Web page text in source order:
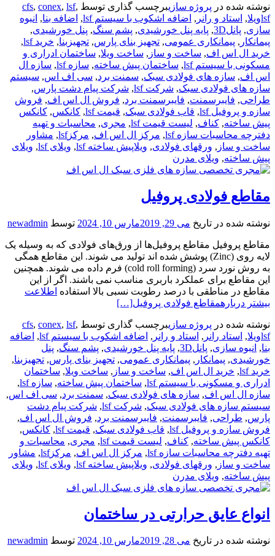
نوشته شده در پروژه سازیبرچسب گذاری توسط cfs, conex, lsf,
lsfویلا
, استاد و رانر , اضافه اشکوب با سیستم lsf , اضافه بنا, انبوه
سازی, پانل3D , پایه پنل خورشیدی, پشم سنگ, پنل خورشیدی,
پیمانکار , پیمانکاری عمومی, تجهیز بنای پارس, تجهیزبنا, خرید lsf
,
خرید ال اس اف, ساخت و ساز , ساخت ویلا, ساختمان ادراری و
مسکونی با سیستم lsf
, ساختمان پیش ساخته, سازه lsf , سازه ال
اس اف, سازه های فولادی سبک, سمنت برد, سی اف اس, سیستم
سازه های فولادی سبک, شرکت lsf , شرکت پیام دشت پارس,
طراحی, فایبرسمنت, فایبرسمنت برد, فروش ال اس اف, فروش
سازه و پروفیل lsf
, قاب فولادی سبک, قیمت lsf , کانکس, کانکس
پیش ساخته, کناف, لیست قیمت lsf , مجری, محاسبات و تهیه
دفترچه محاسبات سازه lsf
, مرکز ال اس اف, مرکزlsf , مشاور
ساخت و ساز , ورقهای فولادی, ویلاپیش ساخته lsf , ویلای lsf , ویلای
پیش ساخته, ویلای مدرن
مقاطع فولادی پروفیل
نوشته شده در تاریخ می 29, 2019 مارس 10, 2024 توسط newadmin
مقاطع پروفیل‌ مقاطع پروفیل‌ها از ورق‌های فولادی که به وسیله یک
لایه روی (Zinc) پوشش شده اند تولید می شوند. این مقاطع همگی
به روش نورد سرد (cold roll forming) فرم داده می شوند. همچنین
این مقاطع برای عملکرد باربری مناسب نمی باشند. اگر از این
مقاطع در مناطقی با درصد رطوبت نسبی بالا استفاده اطلاعت
بیشتر دربارهمقاطع فولادی پروفیل[…]
نوشته شده در پروژه سازیبرچسب گذاری توسط cfs, conex, lsf,
lsfویلا
, استاد رانر , استاد و رانر , اضافه اشکوب با سیستم lsf , اضافه
بنا, انبوه سازی, پانل3D , پایه پنل خورشیدی, پشم سنگ, پنل
خورشیدی, پیمانکار , پیمانکاری عمومی, تجهیز بنای پارس, تجهیزبنا,
خرید lsf
, خرید ال اس اف, ساخت و ساز , ساخت ویلا, ساختمان
ادراری و مسکونی با سیستم lsf
, ساختمان پیش ساخته, سازه lsf
,
سازه ال اس اف, سازه های فولادی سبک, سمنت برد, سی اف اس,
سیستم سازه های فولادی سبک, شرکت lsf , شرکت پیام دشت
پارس, طراحی, فایبرسمنت, فایبرسمنت برد, فروش ال اس اف,
فروش سازه و پروفیل lsf
, قاب فولادی سبک, قیمت lsf , کانکس,
کانکس پیش ساخته, کناف, لیست قیمت lsf , مجری, محاسبات و
تهیه دفترچه محاسبات سازه lsf
, مرکز ال اس اف, مرکزlsf , مشاور
ساخت و ساز , ورقهای فولادی, ویلاپیش ساخته lsf , ویلای lsf , ویلای
پیش ساخته, ویلای مدرن
انواع عایق حرارتی در ساختمان
نوشته شده در تاریخ می 28, 2019 مارس 10, 2024 توسط newadmin